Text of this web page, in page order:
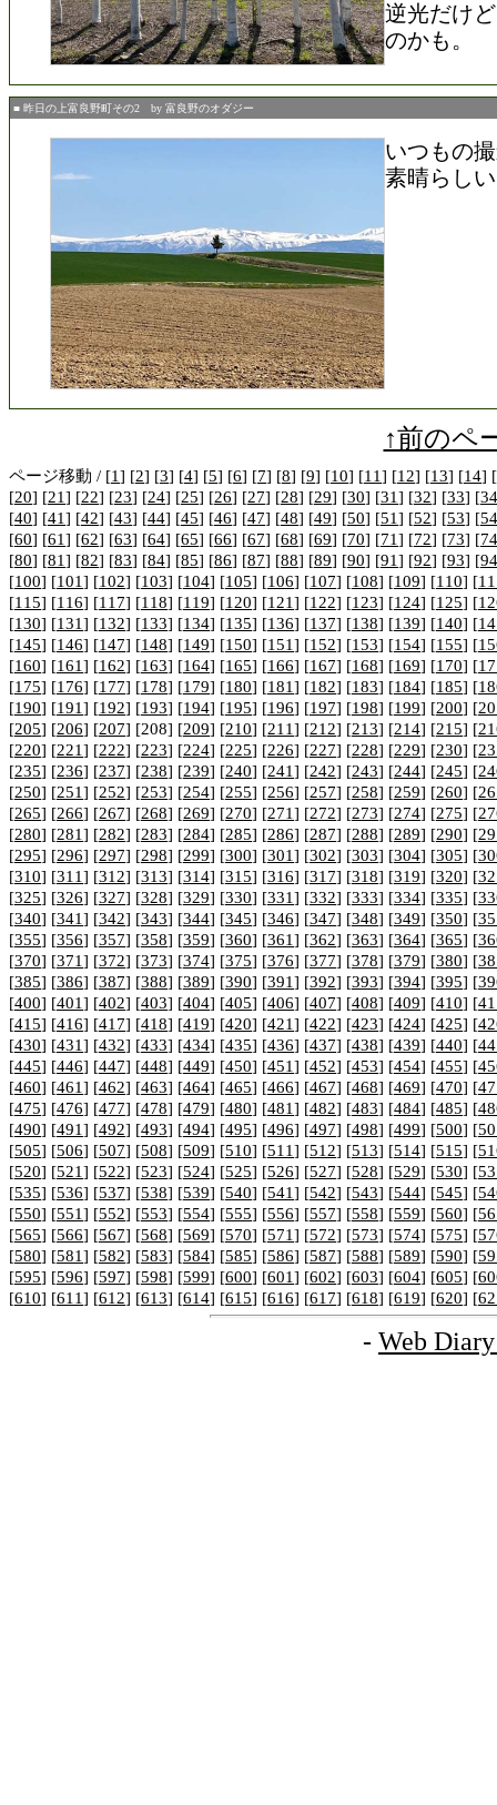
逆光だけ
のかも。
■ 昨日の上富良野町その2 by 富良野のオダジー
いつもの
素晴らし
↑前のペ
ページ移動 / [1] [2] [3] [4] [5] [6] [7] [8] [9] [10] [11] [12] [13] [14] [
[20] [21] [22] [23] [24] [25] [26] [27] [28] [29] [30] [31] [32] [33] [34
[40] [41] [42] [43] [44] [45] [46] [47] [48] [49] [50] [51] [52] [53] [54
[60] [61] [62] [63] [64] [65] [66] [67] [68] [69] [70] [71] [72] [73] [74
[80] [81] [82] [83] [84] [85] [86] [87] [88] [89] [90] [91] [92] [93] [94
[100] [101] [102] [103] [104] [105] [106] [107] [108] [109] [110] [
[115] [116] [117] [118] [119] [120] [121] [122] [123] [124] [125] [
[130] [131] [132] [133] [134] [135] [136] [137] [138] [139] [140] [
[145] [146] [147] [148] [149] [150] [151] [152] [153] [154] [155] [
[160] [161] [162] [163] [164] [165] [166] [167] [168] [169] [170] [
[175] [176] [177] [178] [179] [180] [181] [182] [183] [184] [185] [
[190] [191] [192] [193] [194] [195] [196] [197] [198] [199] [200] [
[205] [206] [207] [208] [209] [210] [211] [212] [213] [214] [215] [
[220] [221] [222] [223] [224] [225] [226] [227] [228] [229] [230] [
[235] [236] [237] [238] [239] [240] [241] [242] [243] [244] [245] [
[250] [251] [252] [253] [254] [255] [256] [257] [258] [259] [260] [
[265] [266] [267] [268] [269] [270] [271] [272] [273] [274] [275] [
[280] [281] [282] [283] [284] [285] [286] [287] [288] [289] [290] [
[295] [296] [297] [298] [299] [300] [301] [302] [303] [304] [305] [
[310] [311] [312] [313] [314] [315] [316] [317] [318] [319] [320] [
[325] [326] [327] [328] [329] [330] [331] [332] [333] [334] [335] [
[340] [341] [342] [343] [344] [345] [346] [347] [348] [349] [350] [
[355] [356] [357] [358] [359] [360] [361] [362] [363] [364] [365] [
[370] [371] [372] [373] [374] [375] [376] [377] [378] [379] [380] [
[385] [386] [387] [388] [389] [390] [391] [392] [393] [394] [395] [
[400] [401] [402] [403] [404] [405] [406] [407] [408] [409] [410] [
[415] [416] [417] [418] [419] [420] [421] [422] [423] [424] [425] [
[430] [431] [432] [433] [434] [435] [436] [437] [438] [439] [440] [
[445] [446] [447] [448] [449] [450] [451] [452] [453] [454] [455] [
[460] [461] [462] [463] [464] [465] [466] [467] [468] [469] [470] [
[475] [476] [477] [478] [479] [480] [481] [482] [483] [484] [485] [
[490] [491] [492] [493] [494] [495] [496] [497] [498] [499] [500] [
[505] [506] [507] [508] [509] [510] [511] [512] [513] [514] [515] [
[520] [521] [522] [523] [524] [525] [526] [527] [528] [529] [530] [
[535] [536] [537] [538] [539] [540] [541] [542] [543] [544] [545] [
[550] [551] [552] [553] [554] [555] [556] [557] [558] [559] [560] [
[565] [566] [567] [568] [569] [570] [571] [572] [573] [574] [575] [
[580] [581] [582] [583] [584] [585] [586] [587] [588] [589] [590] [
[595] [596] [597] [598] [599] [600] [601] [602] [603] [604] [605] [
[610] [611] [612] [613] [614] [615] [616] [617] [618] [619] [620] [
- Web